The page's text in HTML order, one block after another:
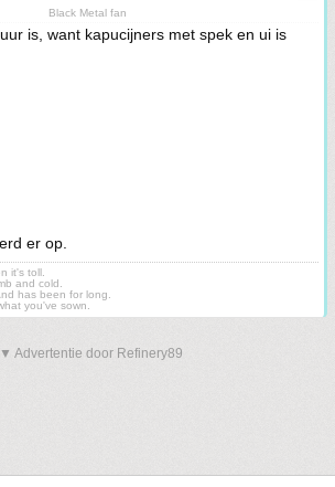
Black Metal fan
is, want kapucijners met spek en ui is
er op.
it's toll.
and cold.
has been for long.
you've sown.
▼ Advertentie door Refinery89